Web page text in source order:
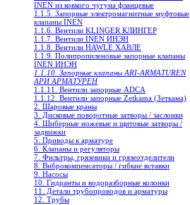
INEN из ковкого чугуна фланцевые
1.1.5. Запорные электромагнитные муфтовые
клапаны INEN
1.1.6. Вентили KLINGER КЛИНГЕР
1.1.7. Вентили INEN ИНЭН
1.1.8. Вентили HAWLE ХАВЛЕ
1.1.9. Полипропиленовые запорные клапаны
INEN ИНЭН
1.1.10. Запорные клапаны ARI-ARMATUREN
АРИ АРМАТУРЕН
1.1.11. Вентили запорные ADCA
1.1.12. Вентили запорные Zetkama (Зеткама)
2. Шаровые краны
3. Дисковые поворотные затворы / заслонки
4. Шиберные ножевые и щитовые затворы /
задвижки
5. Приводы к арматуре
6. Клапаны и регуляторы
7. Фильтры, грязевики и грязеотделители
8. Виброкомпенсаторы / гибкие вставки
9. Насосы
10. Гидранты и водоразборные колонки
11. Детали трубопроводов и арматуры
12. Трубы